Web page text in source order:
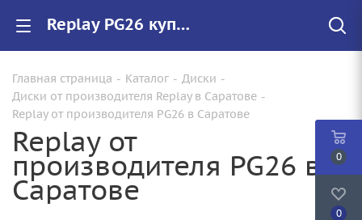
Replay PG26 купить в Саратове, низкие цены на автомобильные диски
Главная страница - Каталог - Диски -
Диски от производителя Replay в Саратове -
Replay от производителя PG26 в Саратове
Replay от
производителя PG26 в
Саратове
0
0